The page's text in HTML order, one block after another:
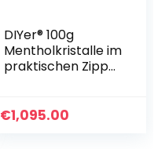
DIYer® 100g
Mentholkristalle im
praktischen Zipper
Premium Qualität
€1,095.00